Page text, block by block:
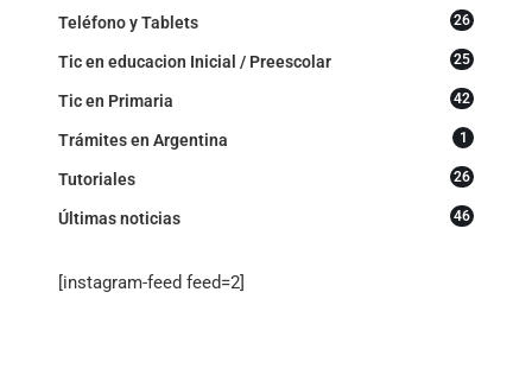
Teléfono y Tablets 26
Tic en educacion Inicial / Preescolar 25
Tic en Primaria 42
Trámites en Argentina 1
Tutoriales 26
Últimas noticias 46
[instagram-feed feed=2]